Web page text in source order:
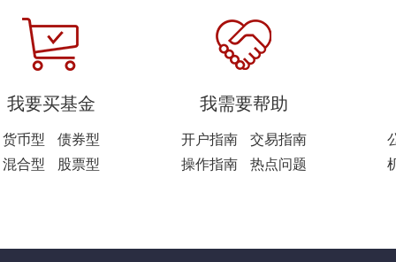
我要买基金
货币型
债券型
混合型
股票型
我需要帮助
开户指南
交易指南
操作指南
热点问题